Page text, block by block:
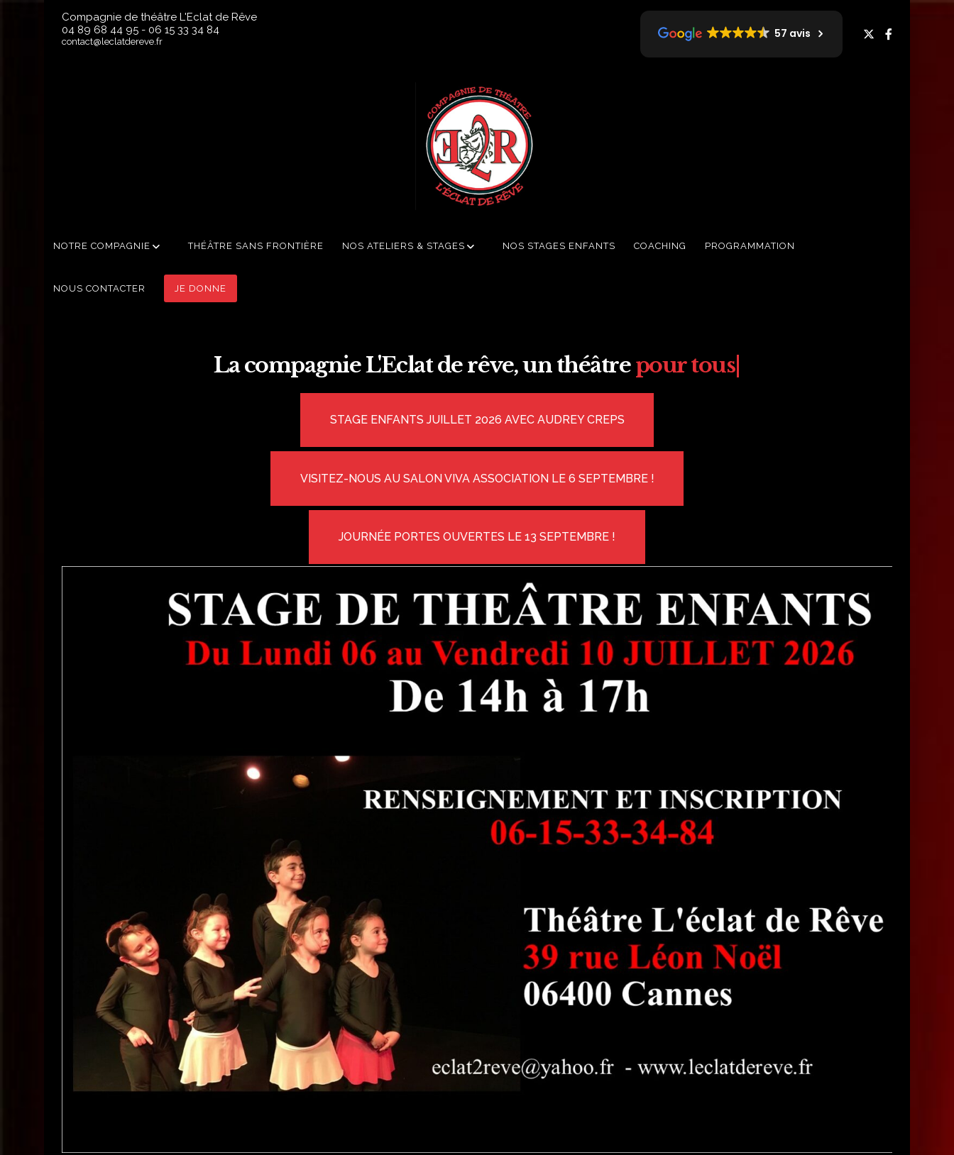
Compagnie de théâtre L'Eclat de Rêve
04 89 68 44 95 - 06 15 33 34 84
contact@leclatdereve.fr
57 avis
NOTRE COMPAGNIE THÉÂTRE SANS FRONTIÈRE NOS ATELIERS & STAGES NOS STAGES ENFANTS COACHING PROGRAMMATION
NOUS CONTACTER JE DONNE
La compagnie L'Eclat de rêve, un théâtrepour|
STAGE ENFANTS JUILLET 2026 AVEC AUDREY CREPS
VISITEZ-NOUS AU SALON VIVA ASSOCIATION LE 6 SEPTEMBRE !
JOURNÉE PORTES OUVERTES LE 13 SEPTEMBRE !